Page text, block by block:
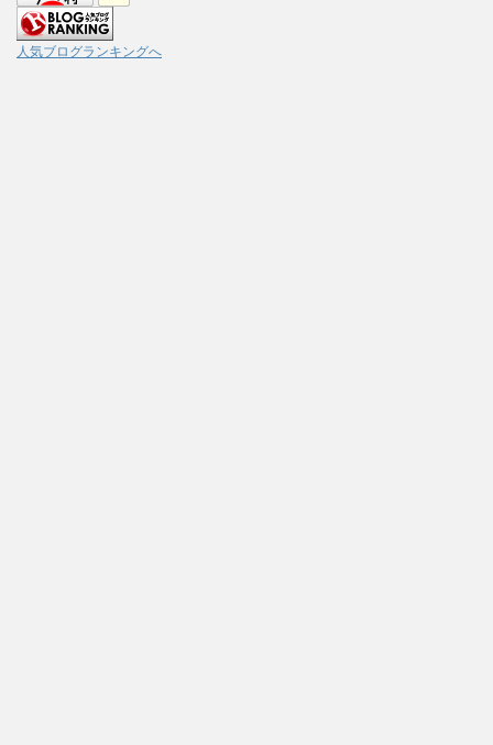
人気ブログランキングへ